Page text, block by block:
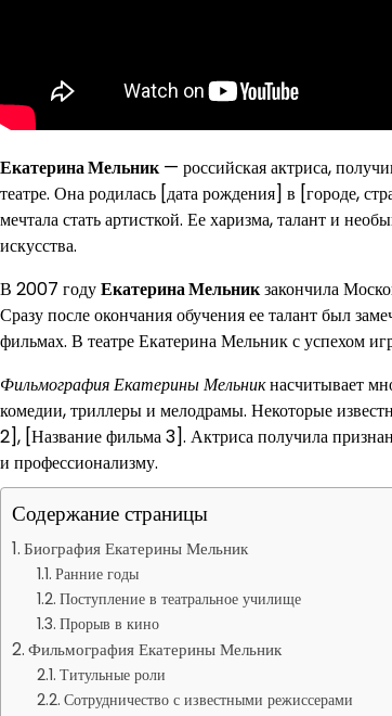
Екатерина Мельник— российская актриса,
театре. Она родилась [дата рождения] в [городе,
мечтала стать артисткой. Ее харизма, талант и
искусства.
В 2007 годуЕкатерина Мельникзакончила
Сразу после окончания обучения ее талант был
фильмах. В театре Екатерина Мельник с успехом
Фильмография Екатерины Мельникнасчитывает
комедии, триллеры и мелодрамы. Некоторые
2], [Название фильма 3]. Актриса получила
и профессионализму.
Содержание страницы
Биография Екатерины Мельник
Ранние годы
Поступление в театральное училище
Прорыв в кино
Фильмография Екатерины Мельник
Титульные роли
Сотрудничество с известными режиссерами